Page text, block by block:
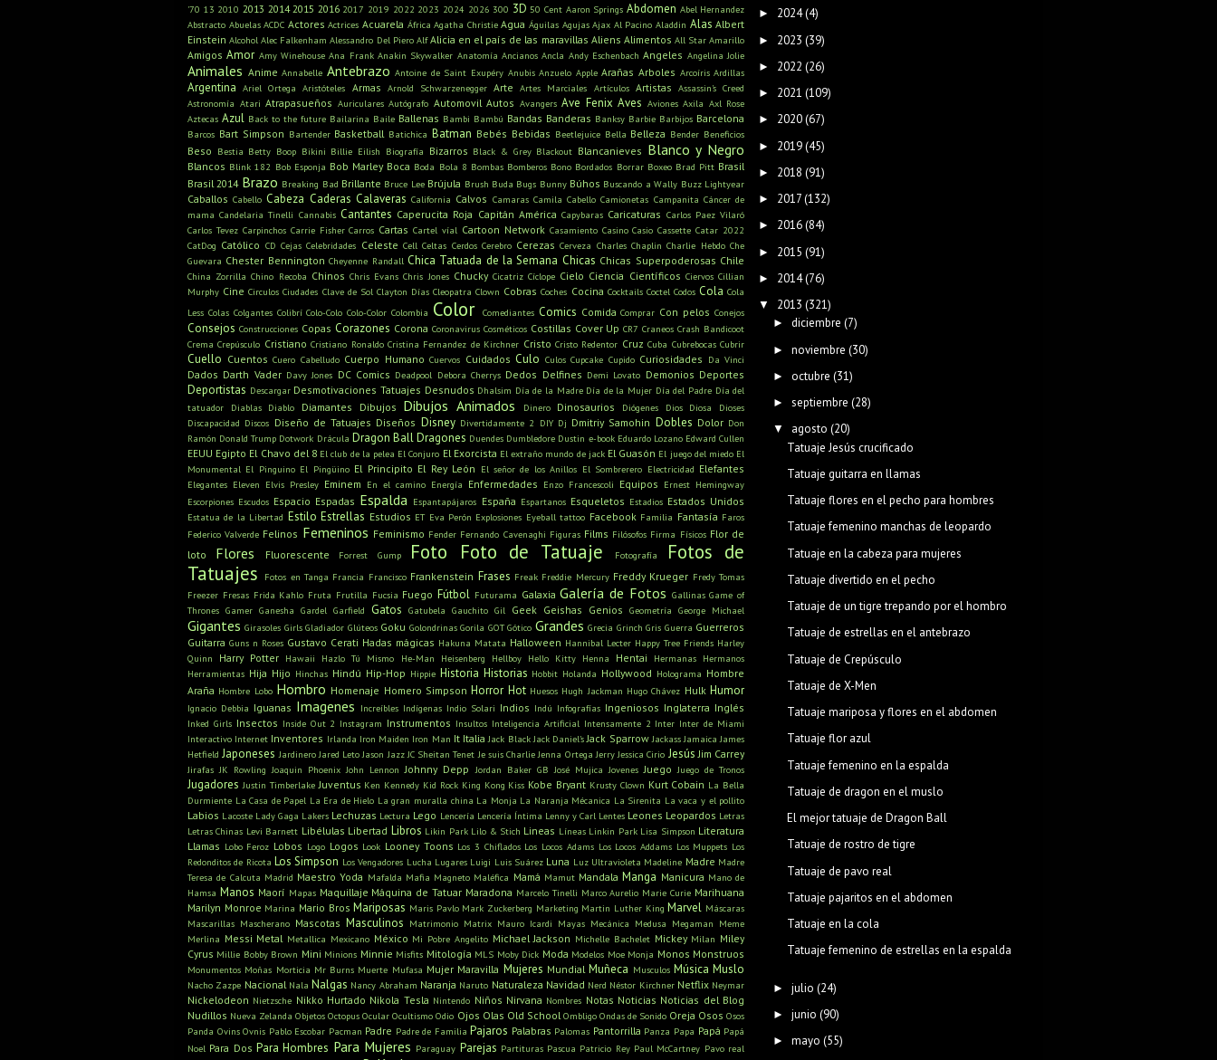
'70 13 2010 2013 2014 2015 2016 2017 2019 2022 2023 2024 2026 300 3D 50 Cent Aaron Springs Abdomen Abel Hernandez
Abstracto Abuelas ACDC Actores Actrices Acuarela África Agatha Christie Agua Águilas Agujas Ajax Al Pacino Aladdin Alas Albert
Einstein Alcohol Alec Falkenham Alessandro Del Piero Alf Alicia en el país de las maravillas Aliens Alimentos All Star Amarillo
Amigos Amor Amy Winehouse Ana Frank Anakin Skywalker Anatomía Ancianos Ancla Andy Eschenbach Angeles Angelina Jolie
Animales Anime Annabelle Antebrazo Antoine de Saint Exupéry Anubis Anzuelo Apple Arañas Arboles Arcoíris Ardillas
Argentina Ariel Ortega Aristóteles Armas Arnold Schwarzenegger Arte Artes Marciales Artículos Artistas Assassin's Creed
Astronomía Atari Atrapasueños Auriculares Autógrafo Automovil Autos Avangers Ave Fenix Aves Aviones Axila Axl Rose
Aztecas Azul Back to the future Bailarina Baile Ballenas Bambi Bambú Bandas Banderas Banksy Barbie Barbijos Barcelona
Barcos Bart Simpson Bartender Basketball Batichica Batman Bebés Bebidas Beetlejuice Bella Belleza Bender Beneficios
Beso Bestia Betty Boop Bikini Billie Eilish Biografía Bizarros Black & Grey Blackout Blancanieves Blanco y Negro
Blancos Blink 182 Bob Esponja Bob Marley Boca Boda Bola 8 Bombas Bomberos Bono Bordados Borrar Boxeo Brad Pitt Brasil
Brasil 2014 Brazo Breaking Bad Brillante Bruce Lee Brújula Brush Buda Bugs Bunny Búhos Buscando a Wally Buzz Lightyear
Caballos Cabello Cabeza Caderas Calaveras California Calvos Camaras Camila Cabello Camionetas Campanita Cáncer de
mama Candelaria Tinelli Cannabis Cantantes Caperucita Roja Capitán América Capybaras Caricaturas Carlos Paez Vilaró
Carlos Tevez Carpinchos Carrie Fisher Carros Cartas Cartel víal Cartoon Network Casamiento Casino Casio Cassette Catar 2022
CatDog Católico CD Cejas Celebridades Celeste Cell Celtas Cerdos Cerebro Cerezas Cerveza Charles Chaplin Charlie Hebdo Che
Guevara Chester Bennington Cheyenne Randall Chica Tatuada de la Semana Chicas Chicas Superpoderosas Chile
China Zorrilla Chino Recoba Chinos Chris Evans Chris Jones Chucky Cicatriz Cíclope Cielo Ciencia Científicos Ciervos Cillian
Murphy Cine Circulos Ciudades Clave de Sol Clayton Días Cleopatra Clown Cobras Coches Cocina Cocktails Coctel Codos Cola Cola
Less Colas Colgantes Colibrí Colo-Colo Colo-Color Colombia Color Comediantes Comics Comida Comprar Con pelos Conejos
Consejos Construcciones Copas Corazones Corona Coronavirus Cosméticos Costillas Cover Up CR7 Craneos Crash Bandicoot
Crema Crepúsculo Cristiano Cristiano Ronaldo Cristina Fernandez de Kirchner Cristo Cristo Redentor Cruz Cuba Cubrebocas Cubrir
Cuello Cuentos Cuero Cabelludo Cuerpo Humano Cuervos Cuidados Culo Culos Cupcake Cupido Curiosidades Da Vinci
Dados Darth Vader Davy Jones DC Comics Deadpool Debora Cherrys Dedos Delfines Demi Lovato Demonios Deportes
Deportistas Descargar Desmotivaciones Tatuajes Desnudos Dhalsim Día de la Madre Día de la Mujer Día del Padre Día del
tatuador
Diablas Diablo Diamantes Dibujos Dibujos Animados Dinero Dinosaurios Diógenes Dios Diosa
Dioses
Discapacidad Discos Diseño de Tatuajes Diseños Disney Divertidamente 2 DIY Dj Dmitriy Samohin Dobles Dolor Don
Ramón Donald Trump Dotwork Drácula Dragon BallDragones Duendes Dumbledore Dustin e-book Eduardo Lozano Edward Cullen
EEUU Egipto El Chavo del 8 El club de la pelea El Conjuro El Exorcista El extraño mundo de jack El Guasón El juego del miedo El
Monumental El Pinguino El Pingüino El Principito El Rey León El señor de los Anillos El Sombrerero Electricidad Elefantes
Elegantes Eleven Elvis Presley Eminem En el camino Energía Enfermedades Enzo Francescoli Equipos Ernest Hemingway
Escorpiones Escudos Espacio Espadas Espalda Espantapájaros España Espartanos Esqueletos Estadios Estados Unidos
Estatua de la Libertad Estilo Estrellas Estudios ET Eva Perón Explosiones Eyeball tattoo Facebook Familia Fantasía Faros
Federico Valverde Felinos Femeninos Feminismo Fender Fernando Cavenaghi Figuras Films Filósofos Firma Físicos Flor de
loto
Flores Fluorescente Forrest Gump Foto Foto de Tatuaje Fotografía
Fotos de
Tatuajes
Fotos en Tanga Francia Francisco Frankenstein Frases Freak Freddie Mercury Freddy Krueger Fredy Tomas
Freezer Fresas Frida Kahlo Fruta Frutilla Fucsia Fuego Fútbol Futurama Galaxia Galería de Fotos Gallinas Game of
Thrones Gamer Ganesha Gardel Garfield Gatos Gatubela Gauchito Gil Geek Geishas Genios Geometría George Michael
Gigantes Girasoles Girls Gladiador Glúteos Goku Golondrinas Gorila GOT Gótico Grandes Grecia Grinch Gris Guerra Guerreros
Guitarra Guns n Roses Gustavo Cerati Hadas mágicas Hakuna Matata Halloween Hannibal Lecter Happy Tree Friends Harley
Quinn
Harry Potter Hawaii Hazlo Tú Mismo He-Man Heisenberg Hellboy Hello Kitty Henna Hentai Hermanas Hermanos
Herramientas Hija Hijo Hinchas Hindú Hip-Hop Hippie Historia Historias Hobbit Holanda Hollywood Holograma Hombre
Araña Hombre Lobo Hombro Homenaje Homero Simpson Horror Hot Huesos Hugh Jackman Hugo Chávez Hulk Humor
Ignacio Debbia Iguanas Imagenes Increíbles Indígenas Indio Solari Indios Indú Infografías Ingeniosos Inglaterra Inglés
Inked Girls Insectos Inside Out 2 Instagram Instrumentos Insultos Inteligencia Artificial Intensamente 2 Inter Inter de Miami
Interactivo Internet Inventores Irlanda Iron Maiden Iron Man It Italia Jack Black Jack Daniel's Jack Sparrow Jackass Jamaica James
Hetfield Japoneses Jardinero Jared Leto Jason Jazz JC Sheitan Tenet Je suis Charlie Jenna Ortega Jerry Jessica Cirio Jesús Jim Carrey
Jirafas JK Rowling Joaquin Phoenix John Lennon Johnny Depp Jordan Baker GB José Mujica Jovenes Juego Juego de Tronos
Jugadores Justin Timberlake Juventus Ken Kennedy Kid Rock King Kong Kiss Kobe Bryant Krusty Clown Kurt Cobain La Bella
Durmiente La Casa de Papel La Era de Hielo La gran muralla china La Monja La Naranja Mécanica La Sirenita La vaca y el pollito
Labios Lacoste Lady Gaga Lakers Lechuzas Lectura Lego Lencería Lencería Íntima Lenny y Carl Lentes Leones Leopardos Letras
Letras Chinas Levi Barnett Libélulas Libertad Libros Likin Park Lilo & Stich Lineas Líneas Linkin Park Lisa Simpson Literatura
Llamas Lobo Feroz Lobos Logo Logos Look Looney Toons Los 3 Chiflados Los Locos Adams Los Locos Addams Los Muppets Los
Redonditos de Ricota Los Simpson Los Vengadores Lucha Lugares Luigi Luis Suárez Luna Luz Ultravioleta Madeline Madre Madre
Teresa de Calcuta Madrid Maestro Yoda Mafalda Mafia Magneto Maléfica Mamá Mamut Mandala Manga Manicura Mano de
Hamsa Manos Maorí Mapas Maquillaje Máquina de Tatuar Maradona Marcelo Tinelli Marco Aurelio Marie Curie Marihuana
Marilyn Monroe Marina Mario Bros Mariposas Maris Pavlo Mark Zuckerberg Marketing Martin Luther King Marvel Máscaras
Mascarillas Mascherano Mascotas Masculinos Matrimonio Matrix Mauro Icardi Mayas Mecánica Medusa Megaman Meme
Merlina Messi Metal Metallica Mexicano México Mi Pobre Angelito Michael Jackson Michelle Bachelet Mickey Milan Miley
Cyrus Millie Bobby Brown Mini Minions Minnie Misfits Mitología MLS Moby Dick Moda Modelos Moe Monja Monos Monstruos
Monumentos Moñas Morticia Mr Burns Muerte Mufasa Mujer Maravilla Mujeres Mundial Muñeca Musculos Música Muslo
Nacho Zazpe Nacional Nala Nalgas Nancy Abraham Naranja Naruto Naturaleza Navidad Nerd Néstor Kirchner Netflix Neymar
Nickelodeon Nietzsche Nikko Hurtado Nikola Tesla Nintendo Niños Nirvana Nombres Notas Noticias Noticias del Blog
Nudillos Nueva Zelanda Objetos Octopus Ocular Ocultismo Odio Ojos Olas Old School Ombligo Ondas de Sonido Oreja Osos Osos
Panda Ovins Ovnis Pablo Escobar Pacman Padre Padre de Familia Pajaros Palabras Palomas Pantorrilla Panza Papa Papá Papá
Noel Para Dos Para Hombres Para Mujeres Paraguay Parejas Partituras Pascua Patricio Rey Paul McCartney Pavo real
► 2024(4)
► 2023 (39)
► 2022 (26)
► 2021 (109)
► 2020(67)
► 2019(45)
► 2018 (91)
► 2017(132)
► 2016(84)
► 2015 (91)
► 2014(76)
▼ 2013 (321)
► diciembre (7)
► noviembre (30)
► octubre (31)
► septiembre (28)
▼ agosto (20)
Tatuaje Jesús crucificado
Tatuaje guitarra en llamas
Tatuaje flores en el pecho para hombres
Tatuaje femenino manchas de leopardo
Tatuaje en la cabeza para mujeres
Tatuaje divertido en el pecho
Tatuaje de un tigre trepando por el hombro
Tatuaje de estrellas en el antebrazo
Tatuaje de Crepúsculo
Tatuaje de X-Men
Tatuaje mariposa y flores en el abdomen
Tatuaje flor azul
Tatuaje femenino en la espalda
Tatuaje de dragon en el muslo
El mejor tatuaje de Dragon Ball
Tatuaje de rostro de tigre
Tatuaje de pavo real
Tatuaje pajaritos en el abdomen
Tatuaje en la cola
Tatuaje femenino de estrellas en la espalda
► julio (24)
► junio (90)
► mayo (55)